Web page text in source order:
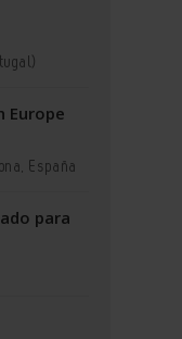
Europe
España
para